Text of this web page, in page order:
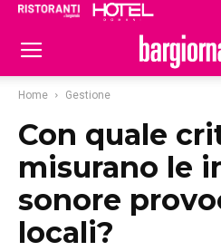
Home Gestione
Con quale
misurano le
sonore
locali?